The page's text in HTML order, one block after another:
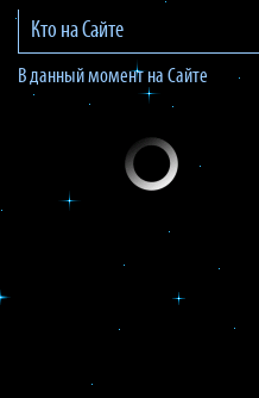
Кто на Сайте
В данный момент на Сайте